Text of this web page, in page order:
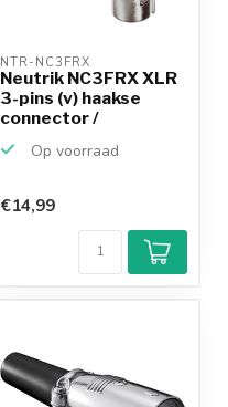
NTR-NC3FRX
Neutrik NC3FRX XLR
3-pins (v) haakse
connector /
Op voorraad
€14,99